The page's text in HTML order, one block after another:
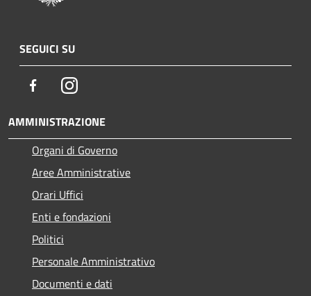
SEGUICI SU
FacebookInstagram
AMMINISTRAZIONE
Organi di Governo
Aree Amministrative
Orari Uffici
Enti e fondazioni
Politici
Personale Amministrativo
Documenti e dati